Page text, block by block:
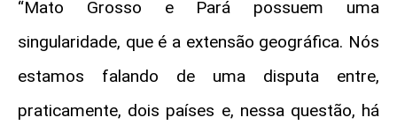
“Mato Grosso e Pará possuem uma
singularidade, que é a extensão geográfica. Nós
estamos falando de uma disputa entre,
praticamente, dois países e, nessa questão, há